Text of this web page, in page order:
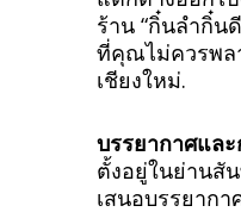
ร้าน “กิ๋นลำกิ๋น
ที่คุณไม่ควรพล
เชียงใหม่.
บรรยากาศแล
ตั้งอยู่ในย่านสั
เสนอบรรยากา